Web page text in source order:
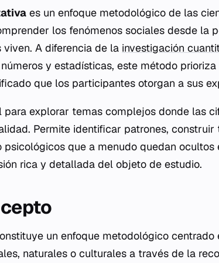
es un enfoque metodológico de las
los fenómenos sociales desde la
A diferencia de la investigación
y estadísticas, este método
que los participantes otorgan a sus
para explorar temas complejos donde las
Permite identificar patrones, construir
que a menudo quedan ocultos
rica y detallada del objeto de estudio.
un enfoque metodológico centrado
naturales o culturales a través de la